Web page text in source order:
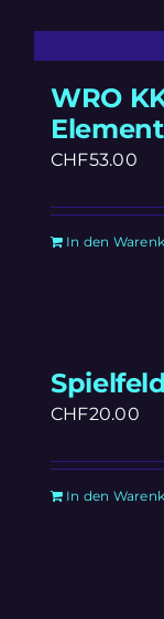
WRO
CHF53.00
In den
CHF20.00
In den